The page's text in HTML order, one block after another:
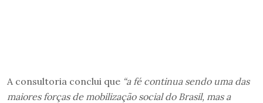
A consultoria conclui que “a fé continua sendo uma das
maiores forças de mobilização social do Brasil, mas a